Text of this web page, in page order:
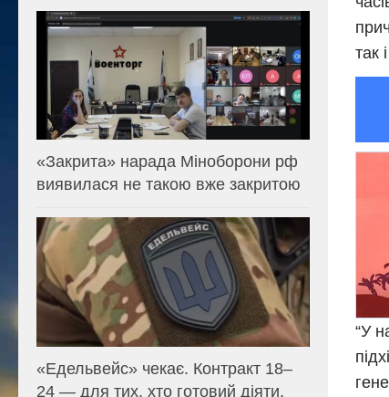
так
“У
«Закрита» нарада Міноборони рф
виявилася не такою вже закритою
«Едельвейс» чекає. Контракт 18–
24 — для тих, хто готовий діяти.